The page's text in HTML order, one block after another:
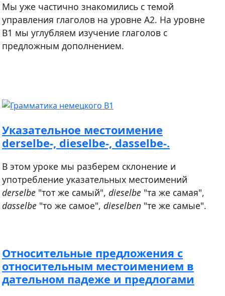
Мы уже частично знакомились с темой
управления глаголов на уровне А2. На уровне
В1 мы углубляем изучение глаголов с
предложным дополнением.
Указательное местоимение
derselbe-, dieselbe-, dasselbe-.
В этом уроке мы разберем склонение и
употребление указательных местоимений
derselbe "тот же самый", dieselbe "та же самая",
dasselbe "то же самое", dieselben "те же самые".
Относительные предложения с
относительным местоимением в
дательном падеже и предлогами